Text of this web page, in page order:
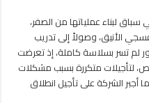
مغلقة
لبناء عملياتها من الصفر،
الأنيق، وصولاً إلى تدريب
لم تسر بسلاسة كاملة، إذ تعرضت
لتأجيلات متكررة بسبب مشكلات
أجبر الشركة على تأجيل انطلاق